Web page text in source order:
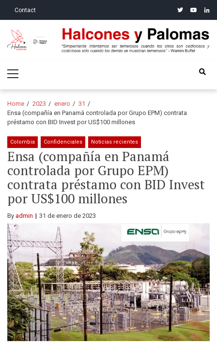
Contact twitteryoutube
Halcones y Palomas
Menu
Home 2023 enero
31
Ensa (compañía en Panamá controlada por Grupo EPM) contrata
préstamo con BID Invest por US$100 millones
Colombia Confidenciales Noticias recientes
Ensa (compañía en Panamá
controlada por Grupo EPM)
contrata préstamo con BID Invest
por US$100 millones
By admin 31 de enero de 2023